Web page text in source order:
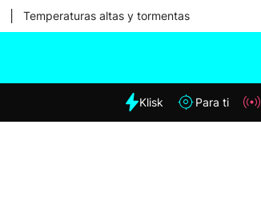
Temperaturas altas y tormentas
Klisk Para ti